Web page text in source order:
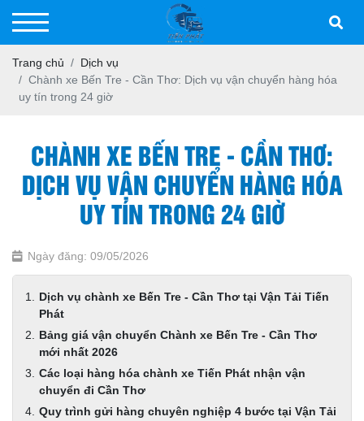
Trang chủ
Dịch vụ
Chành xe Bến Tre - Cần Thơ: Dịch vụ vận chuyển hàng hóa
uy tín trong 24 giờ
CHÀNH XE BẾN TRE - CẦN THƠ:
DỊCH VỤ VẬN CHUYỂN HÀNG HÓA
UY TÍN TRONG 24 GIỜ
Ngày đăng: 09/05/2026
Dịch vụ chành xe Bến Tre - Cần Thơ tại Vận Tải Tiến
Phát
Bảng giá vận chuyển Chành xe Bến Tre - Cần Thơ
mới nhất 2026
Các loại hàng hóa chành xe Tiến Phát nhận vận
chuyển đi Cần Thơ
Quy trình gửi hàng chuyên nghiệp 4 bước tại Vận Tải